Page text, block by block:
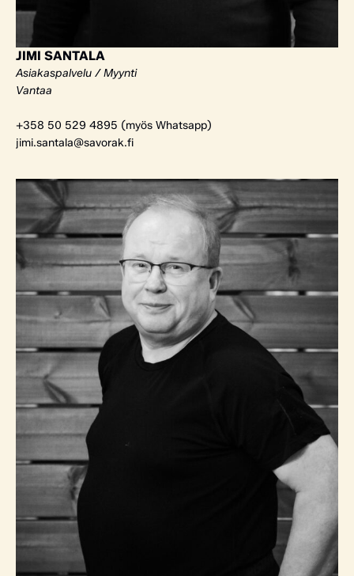
JIMI SANTALA
Asiakaspalvelu / Myynti
Vantaa
+358 50 529 4895 (myös Whatsapp)
jimi.santala@savorak.fi